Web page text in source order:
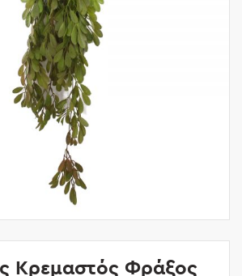
Κρεμαστός Φράξος